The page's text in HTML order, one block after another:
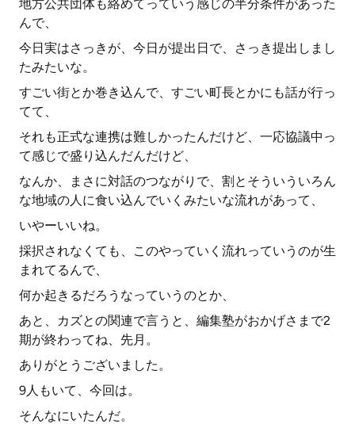
地方公共団体も絡めてっていう感じの半分条件があった
んで、
今日実はさっきが、今日が提出日で、さっき提出しまし
たみたいな。
すごい街とか巻き込んで、すごい町長とかにも話が行っ
てて、
それも正式な連携は難しかったんだけど、一応協議中っ
て感じで盛り込んだんだけど、
なんか、まさに対話のつながりで、割とそういういろん
な地域の人に食い込んでいくみたいな流れがあって、
いやーいいね。
採択されなくても、このやっていく流れっていうのが生
まれてるんで、
何か起きるだろうなっていうのとか、
あと、カズとの関連で言うと、編集塾がおかげさまで2
期が終わってね、先月。
ありがとうございました。
9人もいて、今回は。
そんなにいたんだ。